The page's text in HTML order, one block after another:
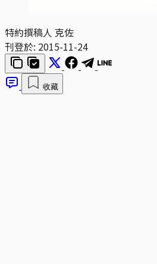
特約撰稿人 克佐
刊登於: 2015-11-24
收藏